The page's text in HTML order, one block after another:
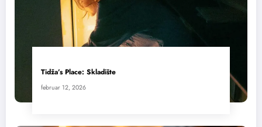
Tidža’s Place: Skladište
februar 12, 2026